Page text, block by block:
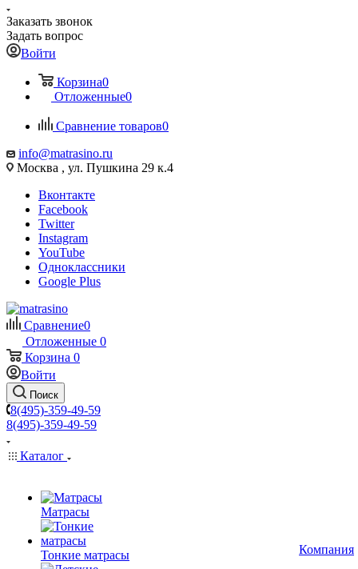
Заказать звонок
Задать вопрос
Войти
Корзина0
Отложенные0
Сравнение товаров0
info@matrasino.ru
Москва , ул. Пушкина 29 к.4
Вконтакте
Facebook
Twitter
Instagram
YouTube
Одноклассники
Google Plus
Сравнение0
Отложенные 0
Корзина 0
Войти
Поиск
8(495)-359-49-59
8(495)-359-49-59
Каталог
Матрасы
Тонкие матрасы
Компания